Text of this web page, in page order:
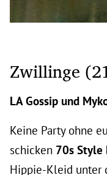
Zwillinge
LA Gossip und
Keine Party ohne
schicken 70s Style
Hippie-Kleid unter